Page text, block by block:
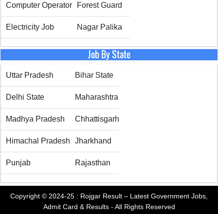
Computer Operator Forest Guard
Electricity Job Nagar Palika
Job By State
Uttar Pradesh Bihar State
Delhi State Maharashtra
Madhya Pradesh Chhattisgarh
Himachal Pradesh Jharkhand
Punjab Rajasthan
Copyright © 2024-25 : Rojgar Result – Latest Government Jobs,
Admit Card & Results- All Rights Reserved